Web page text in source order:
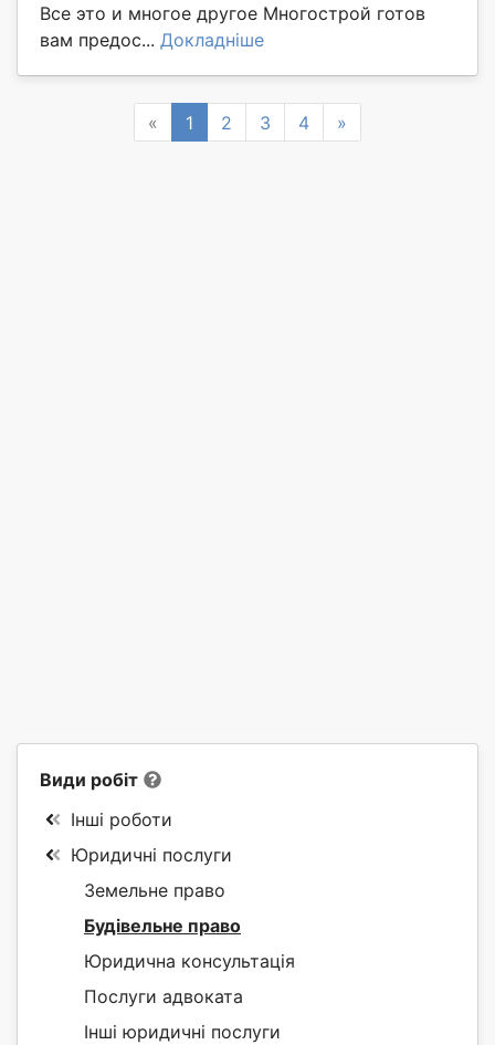
Все это и многое другое Многострой готов
вам предос... Докладніше
« Previous
1 2 3 4 »
Види робіт
Інші роботи
Юридичні послуги
Земельне право
Будівельне право
Юридична консультація
Послуги адвоката
Інші юридичні послуги